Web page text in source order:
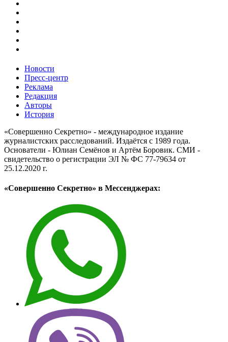
Новости
Пресс-центр
Реклама
Редакция
Авторы
История
«Совершенно Секретно» - международное издание
журналистских расследований. Издаётся с 1989 года.
Основатели - Юлиан Семёнов и Артём Боровик. CМИ -
свидетельство о регистрации ЭЛ № ФС 77-79634 от
25.12.2020 г.
«Совершенно Секретно» в Мессенджерах: